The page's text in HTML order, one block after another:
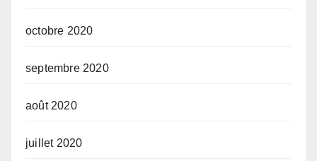
octobre 2020
septembre 2020
août 2020
juillet 2020